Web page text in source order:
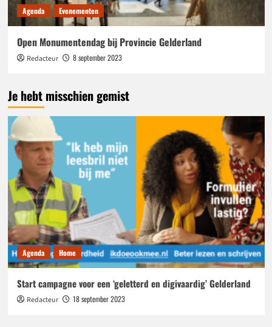
Agenda Evenementen
Open Monumentendag bij Provincie Gelderland
Redacteur 8 september 2023
Je hebt misschien gemist
Agenda Home
Start campagne voor een ‘geletterd en digivaardig’ Gelderland
Redacteur 18 september 2023